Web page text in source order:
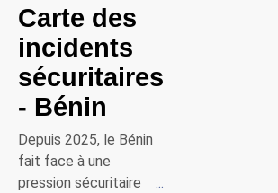
Carte des
incidents
sécuritaires
- Bénin
Depuis 2025, le Bénin
fait face à une
pression sécuritaire